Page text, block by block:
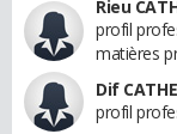
Rieu
profil
matières
Dif
profil